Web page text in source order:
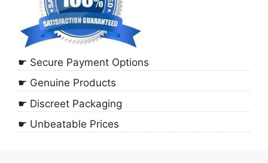
☛ Secure Payment Options
☛ Genuine Products
☛ Discreet Packaging
☛ Unbeatable Prices